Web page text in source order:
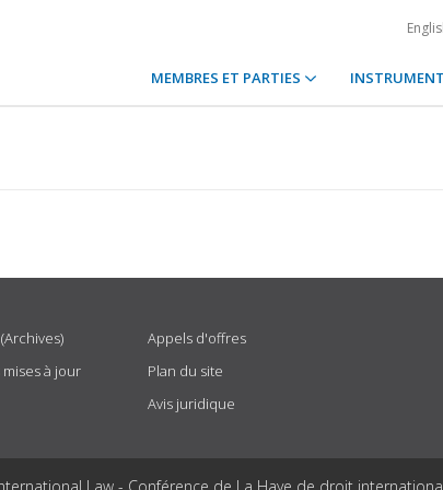
MEMBRES ET PARTIES
à jour
Appels d'offres
Plan du site
Avis juridique